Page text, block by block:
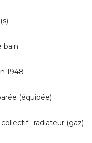
bain
1948
(équipée)
: radiateur (gaz)